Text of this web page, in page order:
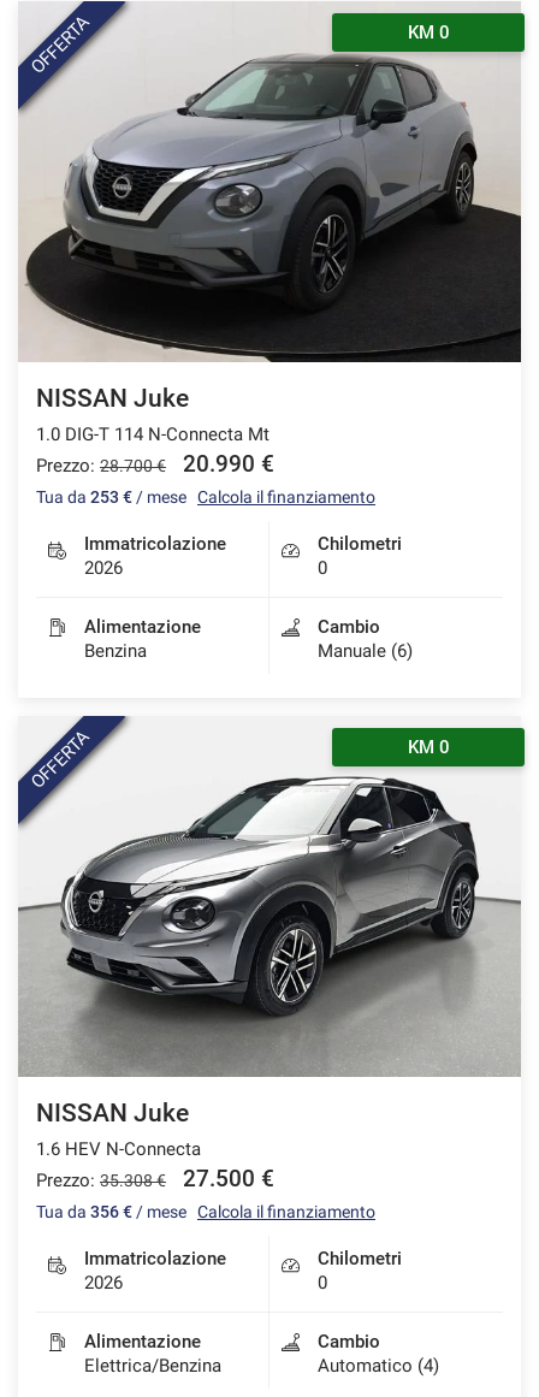
OFFERTA KM 0
NISSAN Juke
1.0 DIG-T 114 N-Connecta Mt
Prezzo: 28.700 € 20.990 €
Tua da 253 € / mese Calcola il finanziamento
Immatricolazione
2026
Chilometri
0
Alimentazione
Benzina
Cambio
Manuale (6)
OFFERTA KM 0
NISSAN Juke
1.6 HEV N-Connecta
Prezzo: 35.308 € 27.500 €
Tua da 356 € / mese Calcola il finanziamento
Immatricolazione
2026
Chilometri
0
Alimentazione
Elettrica/Benzina
Cambio
Automatico (4)